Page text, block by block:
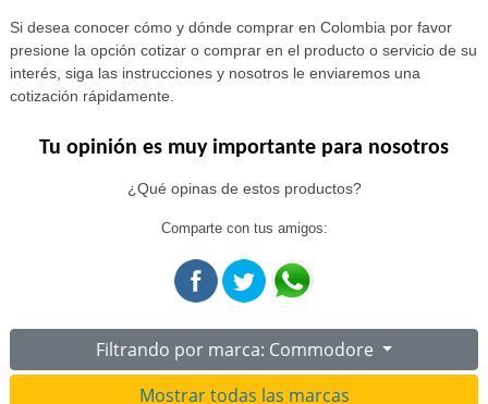
Si desea conocer cómo y dónde comprar en Colombia por favor
presione la opción cotizar o comprar en el producto o servicio de su
interés, siga las instrucciones y nosotros le enviaremos una
cotización rápidamente.
Tu opinión es muy importante para nosotros
¿Qué opinas de estos productos?
Comparte con tus amigos:
Filtrando por marca: Commodore
Mostrar todas las marcas